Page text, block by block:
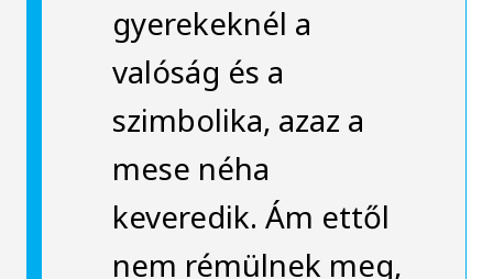
gyerekeknél a
valóság és a
szimbolika, azaz a
mese néha
keveredik. Ám ettől
nem rémülnek meg,